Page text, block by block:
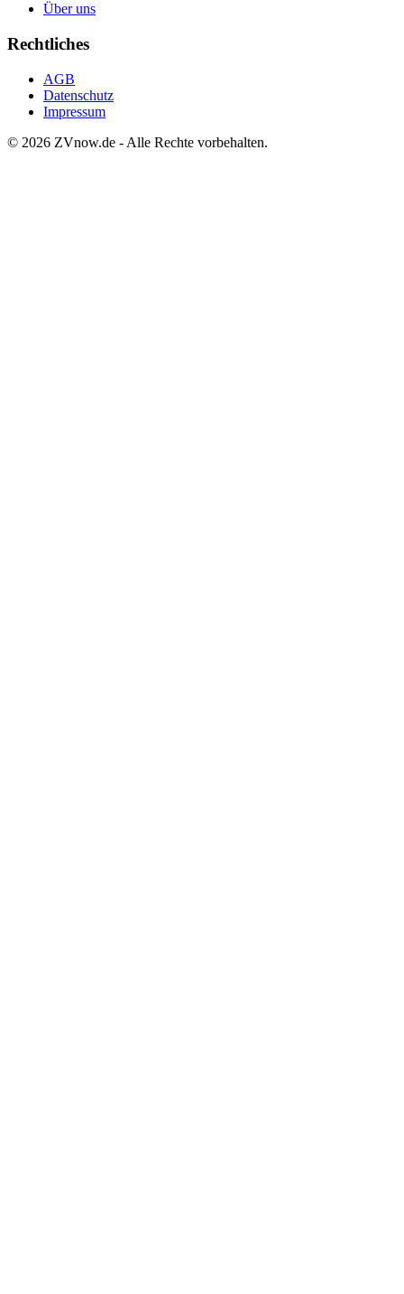
Über uns
Rechtliches
AGB
Datenschutz
Impressum
© 2026 ZVnow.de - Alle Rechte vorbehalten.